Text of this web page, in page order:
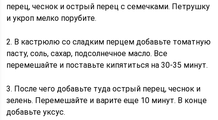
перец, чеснок и острый перец с семечками. Петрушку
и укроп мелко порубите.
2. В кастрюлю со сладким перцем добавьте томатную
пасту, соль, сахар, подсолнечное масло. Все
перемешайте и поставьте кипятиться на 30-35 минут.
3. После чего добавьте туда острый перец, чеснок и
зелень. Перемешайте и варите еще 10 минут. В конце
добавьте уксус.